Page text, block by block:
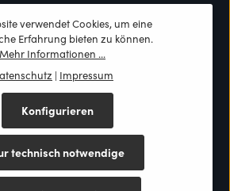
verwendet Cookies, um eine
Erfahrung bieten zu können.
Mehr Informationen ...
| Impressum
technisch notwendige
Konfigurieren